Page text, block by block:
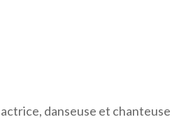
danseuse et chanteuse